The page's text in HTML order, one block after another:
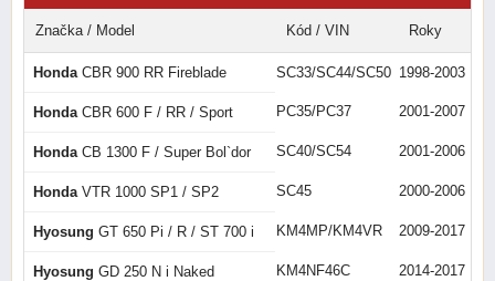
Značka / Model Kód / VIN Roky
Honda CBR 900 RR Fireblade SC33/SC44/SC50 1998-2003
Honda CBR 600 F / RR / Sport PC35/PC37 2001-2007
Honda CB 1300 F / Super Bol`dor SC40/SC54 2001-2006
Honda VTR 1000 SP1 / SP2 SC45 2000-2006
Hyosung GT 650 Pi / R / ST 700 i KM4MP/KM4VR 2009-2017
Hyosung GD 250 N i Naked KM4NF46C 2014-2017